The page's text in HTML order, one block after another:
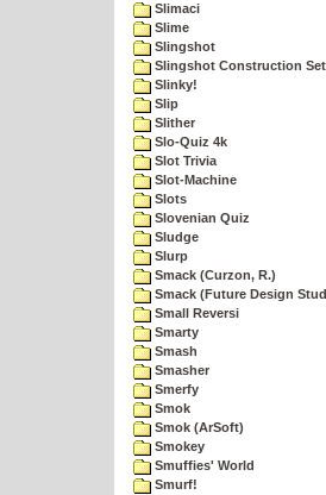
Slimaci
Slime
Slingshot
Slingshot Construction Set
Slinky!
Slip
Slither
Slo-Quiz 4k
Slot Trivia
Slot-Machine
Slots
Slovenian Quiz
Sludge
Slurp
Smack (Curzon, R.)
Smack (Future Design
Small Reversi
Smarty
Smash
Smasher
Smerfy
Smok
Smok (ArSoft)
Smokey
Smuffies' World
Smurf!